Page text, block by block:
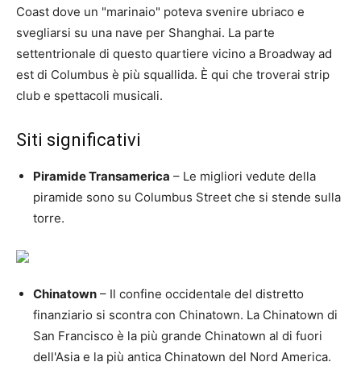
Coast dove un "marinaio" poteva svenire ubriaco e
svegliarsi su una nave per Shanghai. La parte
settentrionale di questo quartiere vicino a Broadway ad
est di Columbus è più squallida. È qui che troverai strip
club e spettacoli musicali.
Siti significativi
Piramide Transamerica – Le migliori vedute della
piramide sono su Columbus Street che si stende sulla
torre.
Chinatown – Il confine occidentale del distretto
finanziario si scontra con Chinatown. La Chinatown di
San Francisco è la più grande Chinatown al di fuori
dell'Asia e la più antica Chinatown del Nord America.